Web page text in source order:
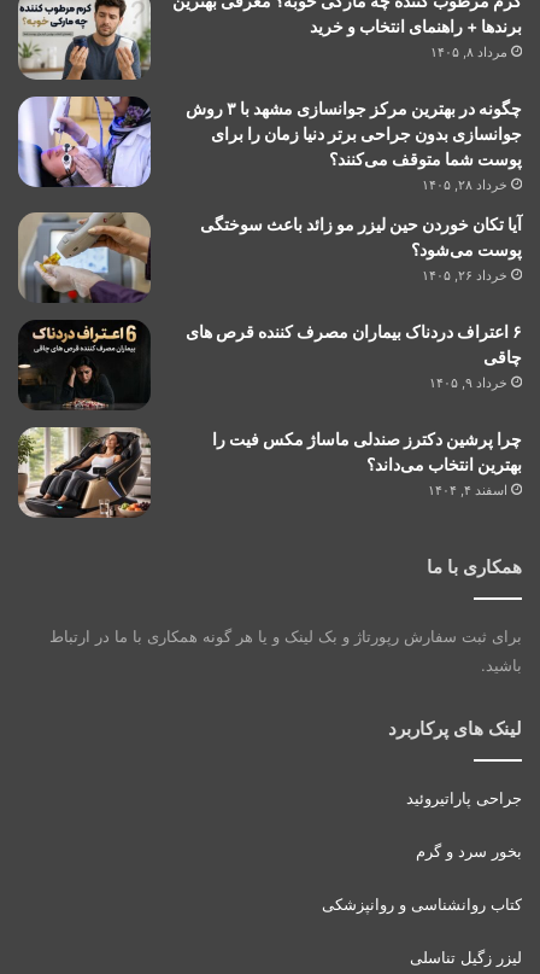
برندها + راهنمای انتخاب و خرید
مرداد ۸, ۱۴۰۵
چگونه در بهترین مرکز جوانسازی مشهد با ۳ روش
جوانسازی بدون جراحی برتر دنیا زمان را برای
پوست شما متوقف می‌کنند؟
خرداد ۲۸, ۱۴۰۵
آیا تکان خوردن حین لیزر مو زائد باعث سوختگی
پوست می‌شود؟
خرداد ۲۶, ۱۴۰۵
۶ اعتراف دردناک بیماران مصرف کننده قرص های
چاقی
خرداد ۹, ۱۴۰۵
چرا پرشین دکترز صندلی ماساژ مکس فیت را
بهترین انتخاب می‌داند؟
اسفند ۴, ۱۴۰۴
همکاری با ما
برای ثبت سفارش رپورتاژ و بک لینک و یا هر گونه همکاری با ما در ارتباط
باشید.
لینک های پرکاربرد
جراحی پاراتیروئید
بخور سرد و گرم
کتاب روانشناسی و روانپزشکی
لیزر زگیل تناسلی